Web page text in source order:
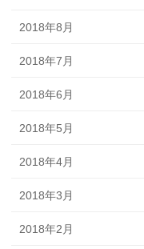
2018年8月
2018年7月
2018年6月
2018年5月
2018年4月
2018年3月
2018年2月